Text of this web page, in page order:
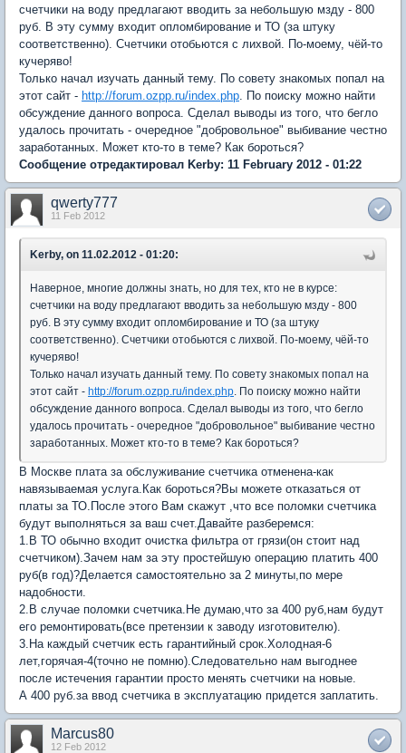
счетчики на воду предлагают вводить за небольшую мзду - 800
руб. В эту сумму входит опломбирование и ТО (за штуку
соответственно). Счетчики отобьются с лихвой. По-моему, чёй-то
кучеряво!
Только начал изучать данный тему. По совету знакомых попал на
этот сайт - http://forum.ozpp.ru/index.php. По поиску можно найти
обсуждение данного вопроса. Сделал выводы из того, что бегло
удалось прочитать - очередное "добровольное" выбивание честно
заработанных. Может кто-то в теме? Как бороться?
Сообщение отредактировал Kerby: 11 February 2012 - 01:22
qwerty777
11 Feb 2012
Kerby, on 11.02.2012 - 01:20:
Наверное, многие должны знать, но для тех, кто не в курсе:
счетчики на воду предлагают вводить за небольшую мзду - 800
руб. В эту сумму входит опломбирование и ТО (за штуку
соответственно). Счетчики отобьются с лихвой. По-моему, чёй-то
кучеряво!
Только начал изучать данный тему. По совету знакомых попал на
этот сайт - http://forum.ozpp.ru/index.php. По поиску можно найти
обсуждение данного вопроса. Сделал выводы из того, что бегло
удалось прочитать - очередное "добровольное" выбивание честно
заработанных. Может кто-то в теме? Как бороться?
В Москве плата за обслуживание счетчика отменена-как
навязываемая услуга.Как бороться?Вы можете отказаться от
платы за ТО.После этого Вам скажут ,что все поломки счетчика
будут выполняться за ваш счет.Давайте разберемся:
1.В ТО обычно входит очистка фильтра от грязи(он стоит над
счетчиком).Зачем нам за эту простейшую операцию платить 400
руб(в год)?Делается самостоятельно за 2 минуты,по мере
надобности.
2.В случае поломки счетчика.Не думаю,что за 400 руб,нам будут
его ремонтировать(все претензии к заводу изготовителю).
3.На каждый счетчик есть гарантийный срок.Холодная-6
лет,горячая-4(точно не помню).Следовательно нам выгоднее
после истечения гарантии просто менять счетчики на новые.
А 400 руб.за ввод счетчика в эксплуатацию придется заплатить.
Marcus80
12 Feb 2012